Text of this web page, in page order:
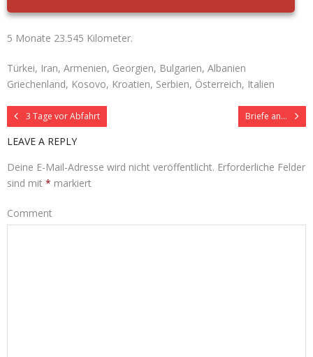
5 Monate 23.545 Kilometer.
Türkei, Iran, Armenien, Georgien, Bulgarien, Albanien
Griechenland, Kosovo, Kroatien, Serbien, Österreich, Italien
3 Tage vor Abfahrt Briefe an…
LEAVE A REPLY
Deine E-Mail-Adresse wird nicht veröffentlicht. Erforderliche Felder
sind mit * markiert
Comment